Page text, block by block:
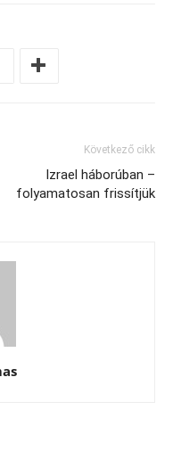
Következő cikk
Izrael háborúban –
folyamatosan frissítjük